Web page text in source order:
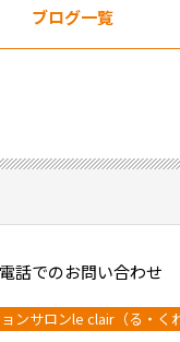
ブログ一覧
話でのお問い合わせ
ンサロンle clair （る・